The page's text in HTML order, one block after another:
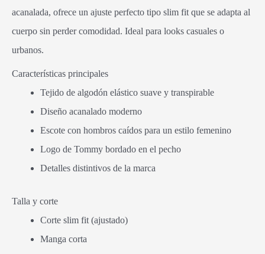
acanalada, ofrece un ajuste perfecto tipo slim fit que se adapta al
cuerpo sin perder comodidad. Ideal para looks casuales o
urbanos.
Características principales
Tejido de algodón elástico suave y transpirable
Diseño acanalado moderno
Escote con hombros caídos para un estilo femenino
Logo de Tommy bordado en el pecho
Detalles distintivos de la marca
Talla y corte
Corte slim fit (ajustado)
Manga corta